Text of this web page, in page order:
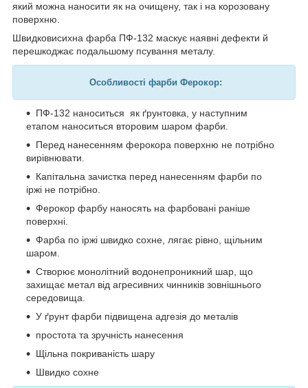
який можна наносити як на очищену, так і на корозовану
поверхню.
Швидковисихна фарба ПФ-132 маскує наявні дефекти й
перешкоджає подальшому псування металу.
Особливості фарби Ферокор:
ПФ-132 наноситься як ґрунтовка, у наступним
етапом наноситься второвим шаром фарби.
Перед нанесенням ферокора поверхню не потрібно
вирівнювати.
Капітальна зачистка перед нанесенням фарби по
іржі не потрібно.
Ферокор фарбу наносять на фарбовані раніше
поверхні.
Фарба по іржі швидко сохне, лягає рівно, щільним
шаром.
Створює монолітний водонепроникний шар, що
захищає метал від агресивних чинників зовнішнього
середовища.
У ґрунт фарби підвищена адгезія до металів
простота та зручність нанесення
Щільна покриваність шару
Швидко сохне